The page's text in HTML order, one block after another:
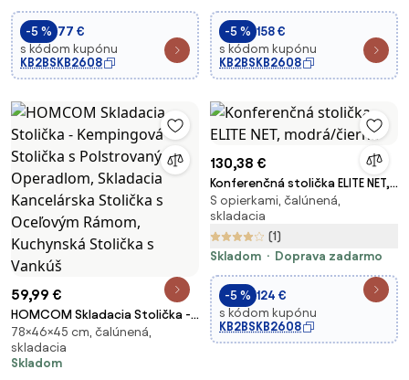
-5 % 77 €
s kódom kupónu
KB2BSKB2608
-5 % 158 €
s kódom kupónu
KB2BSKB2608
59,99 €
HOMCOM Skladacia Stolička -
Kempingová Stolička s
Polstrovaným Operadlom,
Skladacia Kancelárska Stolička
78×46×45 cm, čalúnená,
skladacia
Skladom
130,38 €
Konferenčná stolička ELITE NET,
modrá/čierna
S opierkami, čalúnená,
skladacia
(1)
Skladom
Doprava zadarmo
-5 % 124 €
s kódom kupónu
KB2BSKB2608